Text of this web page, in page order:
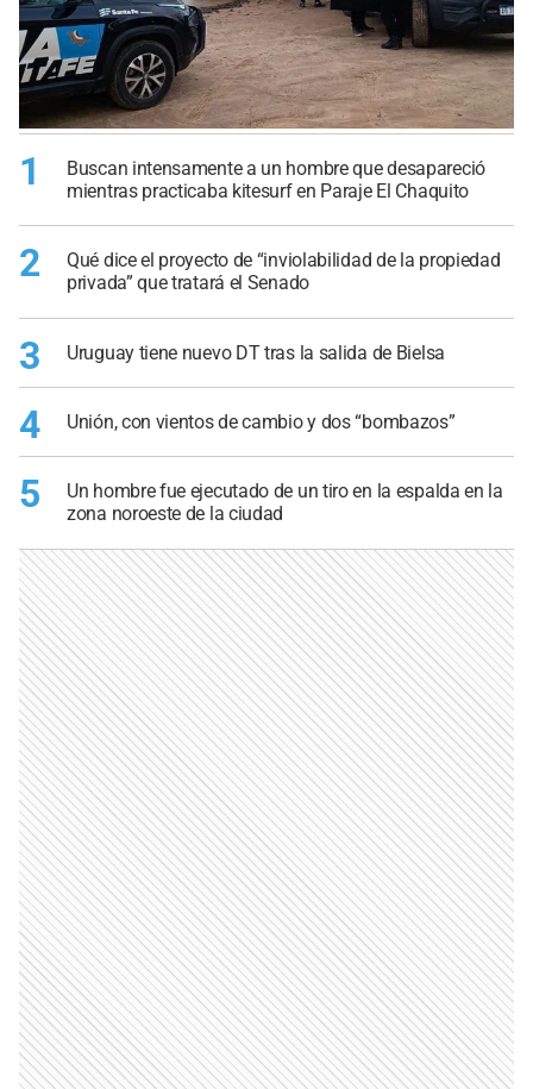
1
Buscan intensamente a un hombre que desapareció
mientras practicaba kitesurf en Paraje El Chaquito
2
Qué dice el proyecto de “inviolabilidad de la propiedad
privada” que tratará el Senado
3 Uruguay tiene nuevo DT tras la salida de Bielsa
4 Unión, con vientos de cambio y dos “bombazos”
5
Un hombre fue ejecutado de un tiro en la espalda en la
zona noroeste de la ciudad